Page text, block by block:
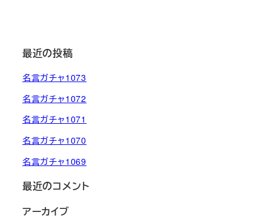
最近の投稿
名言ガチャ1073
名言ガチャ1072
名言ガチャ1071
名言ガチャ1070
名言ガチャ1069
最近のコメント
アーカイブ